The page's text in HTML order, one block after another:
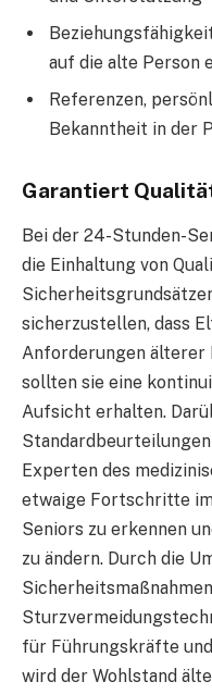
auf die alte Person
Referenzen,
Bekanntheit in der
Garantiert
Bei der 24-Stunden-
die Einhaltung von
sicherzustellen, dass
Anforderungen älterer
sollten sie eine
Aufsicht erhalten.
Experten des
etwaige Fortschritte
Seniors zu erkennen
zu ändern. Durch die
für Führungskräfte
wird der Wohlstand